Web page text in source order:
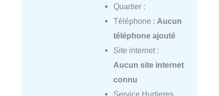
Quartier :
Téléphone : Aucun
téléphone ajouté
Site internet :
Aucun site internet
connu
Service Hurtieres